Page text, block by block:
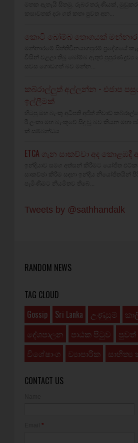
මතක ඇතැයි සිතමු. රූබර තරුණියක්‌,
කසාවතක්‌ දරා ගත් කතා පුවත අන...
කොටි බෝම්බ තොගයක්
මන්නාරමේ සිත්තිවිනයාගපුරම් ප්‍රදේශයේ
විසින් වළලා තිබූ බෝම්බ ඇතුළු පුපුරණ ද්‍රව්‍ය
සවස ගොඩගත් බව මන්න...
කබ්රාල්ලුත් අල්ලන්න - එජාප
ඉල්ලීමක්
හිටපු මහ බැංකු අධිපති අජිත් නිවාඩ්
රී ලංකා මහ බැංකුවේ සිදු වූ බව කියන මහා
ක් සම්බන්ධය...
ETCA ගැන සාකච්චා අද
ඉන්දියාව සමග අත්සන් කිරීමට යෝජිත
සාකච්ඡා කිරීම සඳහා ඉන්දීය නියෝජිතයින්
පැමිණීමට නියමිතව තිබේ...
Tweets by @sathhandalk
RANDOM NEWS
TAG CLOUD
Gossip
Sri Lanka උණුසුම්
දේශපාලන
පාඨක පිටුව පුවත්
විශේෂාංග
ව්‍යාපාරික සාහිත්‍ය
CONTACT US
*